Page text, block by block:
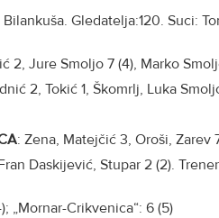
Bilankuša. Gledatelja:120. Suci:
2, Jure Smoljo 7 (4), Marko
2, Tokić 1, Škomrlj, Luka
: Zena, Matejčić 3, Oroši,
Daskijević, Stupar 2 (2).
„Mornar-Crikvenica“: 6 (5)